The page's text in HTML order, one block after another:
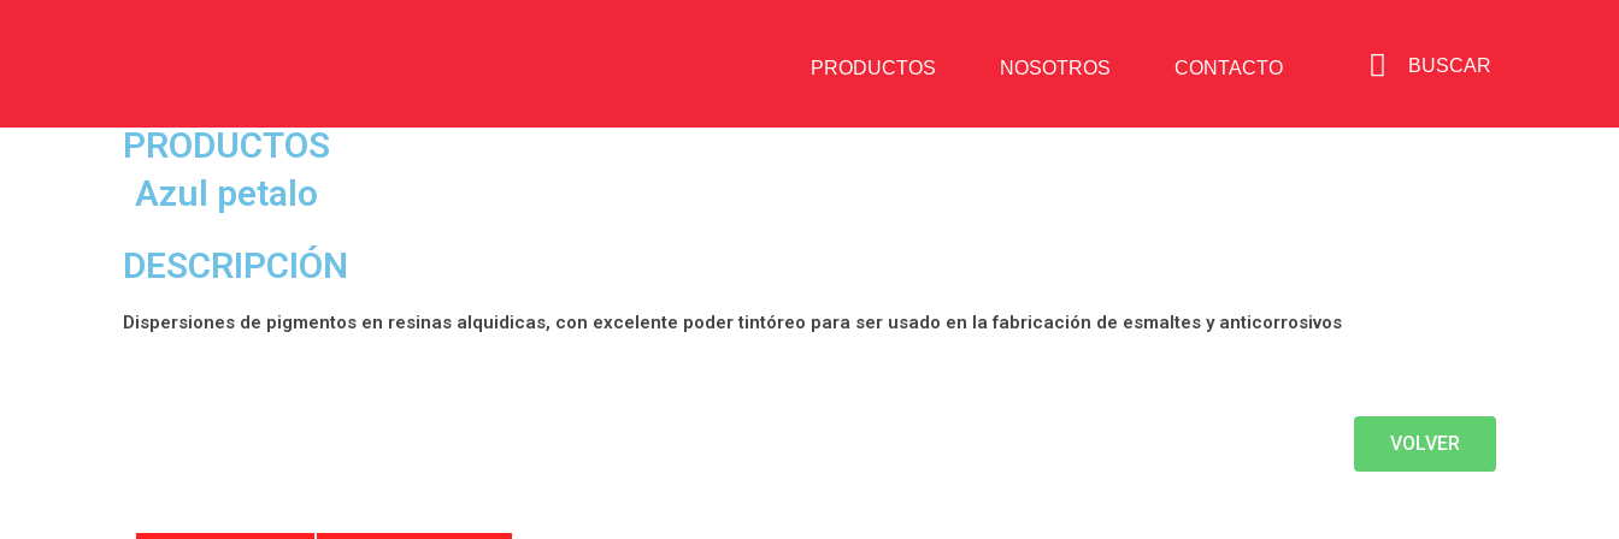
PRODUCTOS NOSOTROS CONTACTO BUSCAR
PRODUCTOS
Azul petalo
DESCRIPCIÓN
Dispersiones de pigmentos en resinas alquidicas, con excelente poder tintóreo para ser usado en la fabricación de esmaltes y anticorrosivos
VOLVER